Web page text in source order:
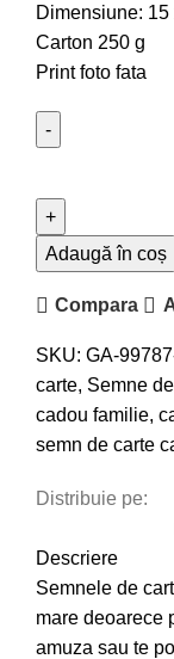
Dimensiune: 15
Carton 250 g
Print foto fata
Adaugă în coș
Compara
SKU: GA-
carte, Semne
cadou familie,
semn de carte
Distribuie pe:
Descriere
Semnele de
mare deoarece
amuza sau te